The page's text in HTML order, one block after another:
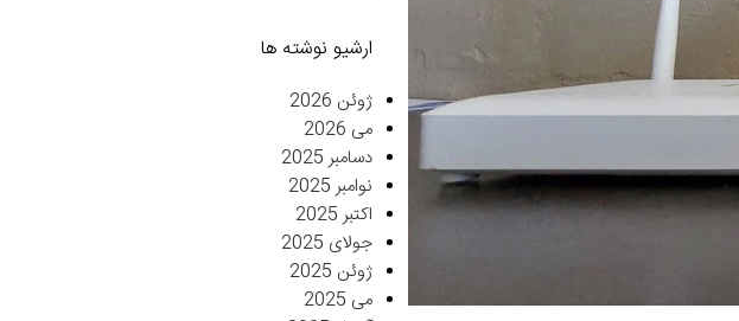
ارشیو نوشته ها
ژوئن 2026
می 2026
دسامبر 2025
نوامبر 2025
اکتبر 2025
جولای 2025
ژوئن 2025
می 2025